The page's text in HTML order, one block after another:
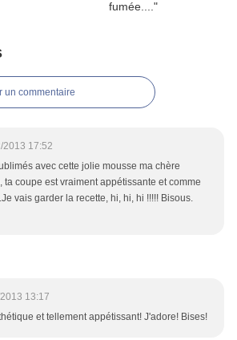
un commentaire
2013 17:52
avec cette jolie mousse ma chère
ta coupe est vraiment appétissante et comme
vais garder la recette, hi, hi, hi !!!!! Bisous.
13:17
et tellement appétissant! J'adore! Bises!